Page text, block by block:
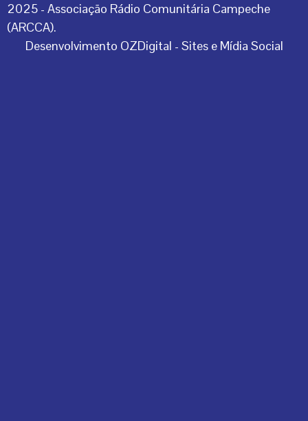
2025 - Associação Rádio Comunitária Campeche
(ARCCA).
Desenvolvimento OZDigital - Sites e Mídia Social